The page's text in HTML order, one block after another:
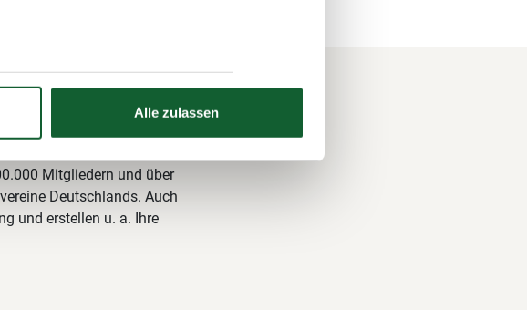
Alle zulassen
Mitgliedern und über
Deutschlands. Auch
und erstellen u. a. Ihre